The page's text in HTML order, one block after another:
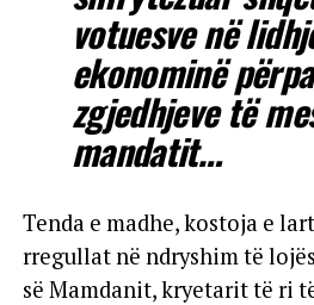
votuesve në
ekonominë
zgjedhjeve të
mandatit…
Tenda e madhe, kostoja e
rregullat në ndryshim të
së Mamdanit, kryetarit të ri